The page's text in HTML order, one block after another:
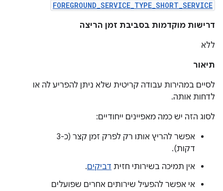
FOREGROUND_SERVICE_TYPE_SHORT_SERVICE
דרישות מוקדמות בסביבת זמן הריצה
ללא
תיאור
לסיים במהירות עבודה קריטית שלא ניתן להפריע לה או
לדחות אותה.
לסוג הזה יש כמה מאפיינים ייחודיים:
אפשר להריץ אותו רק לפרק זמן קצר (כ-3
דקות).
אין תמיכה בשירותי חזית דביקים.
אי אפשר להפעיל שירותים אחרים שפועלים